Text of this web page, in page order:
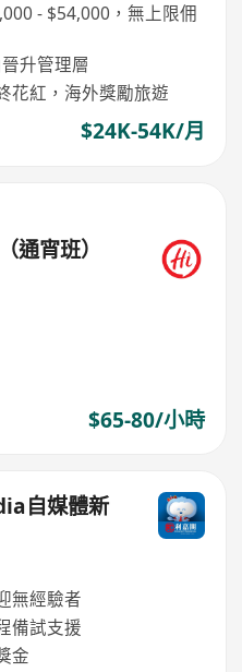
- $54,000，無上限佣
升管理層
花紅，海外獎勵旅遊
$24K-54K/月
通宵班）
$65-80/小時
自媒體新
無經驗者
備試支援
金